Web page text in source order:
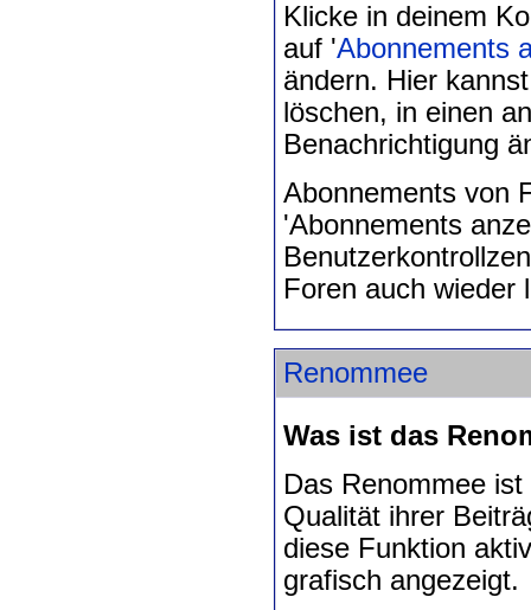
Klicke in deinem
auf 'Abonnements
ändern. Hier
löschen, in einen
Benachrichtigung
Abonnements von
'Abonnements
Foren auch wieder
Renommee
Was ist das
Das Renommee
Qualität ihrer
diese Funktion
grafisch angezeigt.